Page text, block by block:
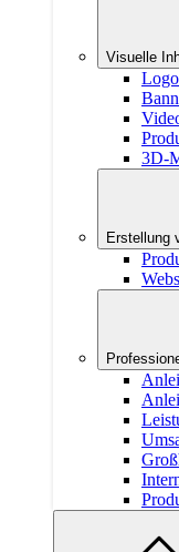
Visuelle
3D-
Erstellung